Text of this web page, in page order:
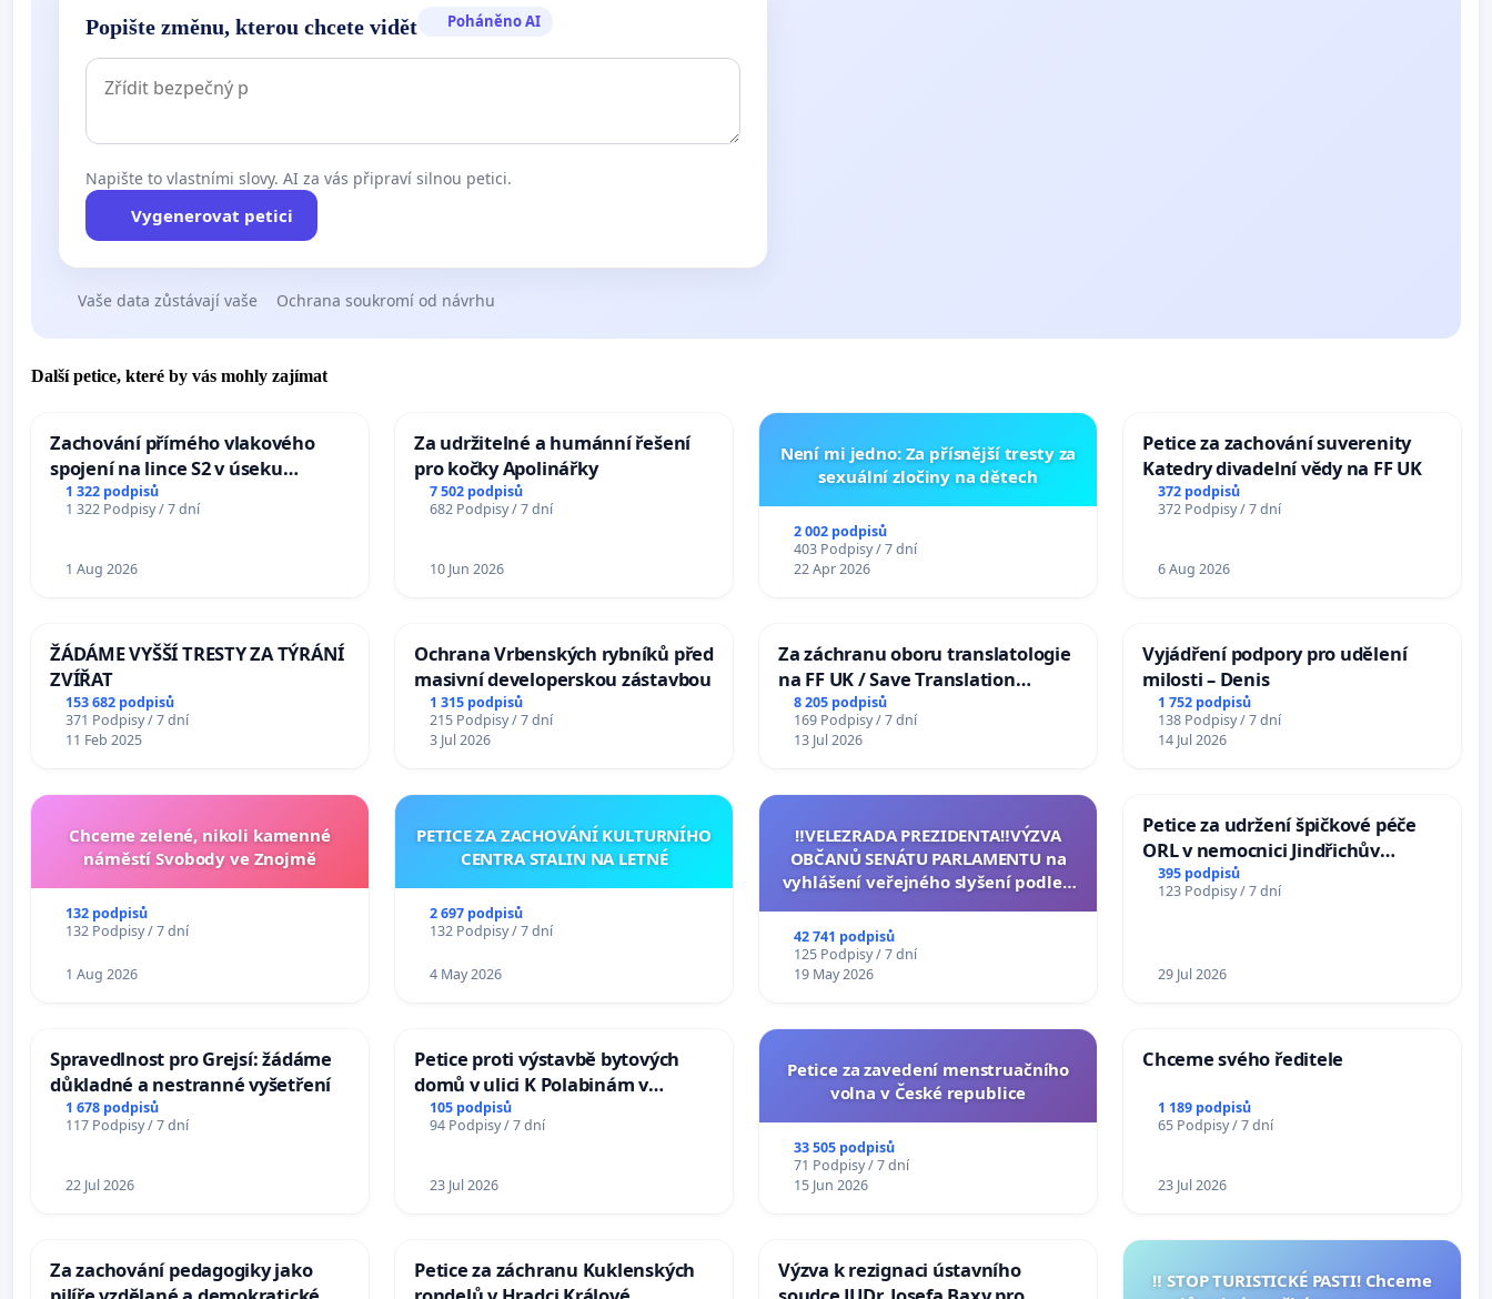
Popište změnu, kterou chcete vidět Poháněno AI
Napište to vlastními slovy. AI za vás připraví silnou petici.
Vygenerovat petici
Vaše data zůstávají vaše Ochrana soukromí od návrhu
Další petice, které by vás mohly zajímat
Zachování přímého vlakového
spojení na lince S2 v úseku
Ostrava – Bohumín – Karviná –
Mosty u Jablunkova
1 322 podpisů
1 322 Podpisy / 7 dní
1 Aug 2026
Za udržitelné a humánní řešení
pro kočky Apolinářky
7 502 podpisů
682 Podpisy / 7 dní
10 Jun 2026
Není mi jedno: Za přísnější tresty za
sexuální zločiny na dětech
2 002 podpisů
403 Podpisy / 7 dní
22 Apr 2026
Petice za zachování suverenity
Katedry divadelní vědy na FF UK
372 podpisů
372 Podpisy / 7 dní
6 Aug 2026
ŽÁDÁME VYŠŠÍ TRESTY ZA TÝRÁNÍ
ZVÍŘAT
153 682 podpisů
371 Podpisy / 7 dní
11 Feb 2025
Ochrana Vrbenských rybníků před
masivní developerskou zástavbou
1 315 podpisů
215 Podpisy / 7 dní
3 Jul 2026
Za záchranu oboru translatologie
na FF UK / Save Translation
Studies at the Faculty of Arts,
Charles University
8 205 podpisů
169 Podpisy / 7 dní
13 Jul 2026
Vyjádření podpory pro udělení
milosti – Denis
1 752 podpisů
138 Podpisy / 7 dní
14 Jul 2026
Chceme zelené, nikoli kamenné
náměstí Svobody ve Znojmě
132 podpisů
132 Podpisy / 7 dní
1 Aug 2026
PETICE ZA ZACHOVÁNÍ KULTURNÍHO
CENTRA STALIN NA LETNÉ
2 697 podpisů
132 Podpisy / 7 dní
4 May 2026
‼️VELEZRADA PREZIDENTA‼️VÝZVA
OBČANŮ SENÁTU PARLAMENTU na
vyhlášení veřejného slyšení podle §
na přijetí usnesení k podání ústavní
žaloby na prezidenta republiky
42 741 podpisů
125 Podpisy / 7 dní
19 May 2026
Petice za udržení špičkové péče
ORL v nemocnici Jindřichův
Hradec
395 podpisů
123 Podpisy / 7 dní
29 Jul 2026
Spravedlnost pro Grejsí: žádáme
důkladné a nestranné vyšetření
1 678 podpisů
117 Podpisy / 7 dní
22 Jul 2026
Petice proti výstavbě bytových
domů v ulici K Polabinám v
Pardubicích
105 podpisů
94 Podpisy / 7 dní
23 Jul 2026
Petice za zavedení menstruačního
volna v České republice
33 505 podpisů
71 Podpisy / 7 dní
15 Jun 2026
Chceme svého ředitele
1 189 podpisů
65 Podpisy / 7 dní
23 Jul 2026
Za zachování pedagogiky jako
Petice za záchranu Kuklenských
Výzva k rezignaci ústavního
‼️ STOP TURISTICKÉ PASTI! Chceme